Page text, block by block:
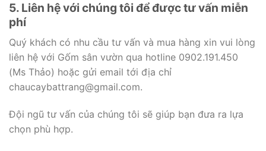
5. Liên hệ với chúng tôi để được tư vấn miễn
phí
Quý khách có nhu cầu tư vấn và mua hàng xin vui lòng
liên hệ với Gốm sân vườn qua hotline 0902.191.450
(Ms Thảo) hoặc gửi email tới địa chỉ
chaucaybattrang@gmail.com.
Đội ngũ tư vấn của chúng tôi sẽ giúp bạn đưa ra lựa
chọn phù hợp.